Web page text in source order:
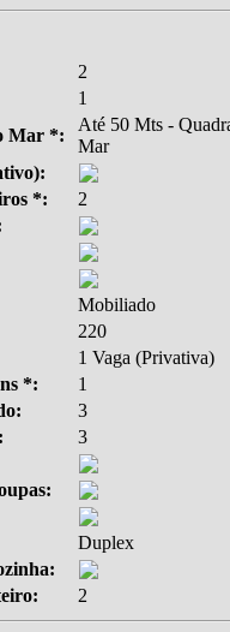
2
1
Mar *:
Até 50 Mts -
Mar
*:
2
Mobiliado
220
1 Vaga (Privativa)
*:
1
3
3
Duplex
2